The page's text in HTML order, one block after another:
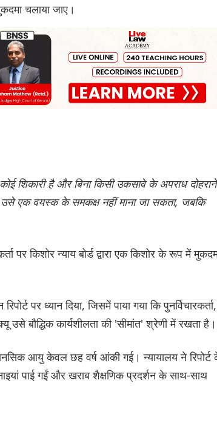
चलाया जाए।
शिकारी है और बिना किसी उकसावे के अपराध दोहराने
एक वयस्क के समकक्ष नहीं माना जा सकता, जबकि
पर किशोर न्याय बोर्ड द्वारा एक किशोर के रूप में
पर ध्यान दिया, जिसमें पाया गया कि पुनर्विचारकर्ता,
बौद्धिक कार्यशीलता की 'सीमांत' श्रेणी में रखता है।
आयु केवल छह वर्ष आंकी गई। न्यायालय ने रिपोर्ट
पाई गईं और खराब शैक्षणिक प्रदर्शन के साथ-साथ